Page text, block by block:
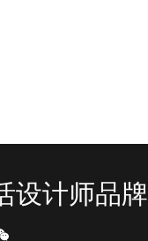
设计师品牌